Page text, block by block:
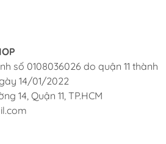
số 0108036026 do quận 11 thành
14/01/2022
14, Quận 11, TP.HCM